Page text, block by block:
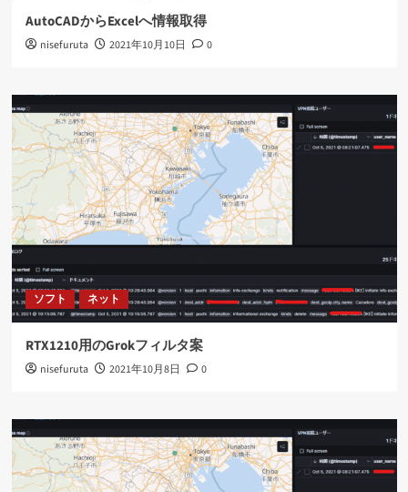
AutoCADからExcelへ情報取得
nisefuruta 2021年10月10日 0
ソフト ネット
RTX1210用のGrokフィルタ案
nisefuruta 2021年10月8日 0